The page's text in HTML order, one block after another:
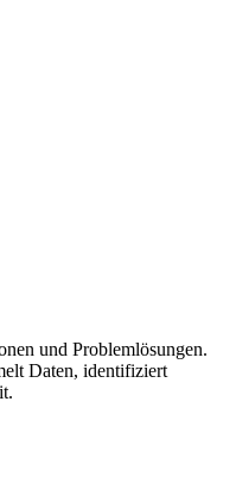
und Problemlösungen.
Daten, identifiziert